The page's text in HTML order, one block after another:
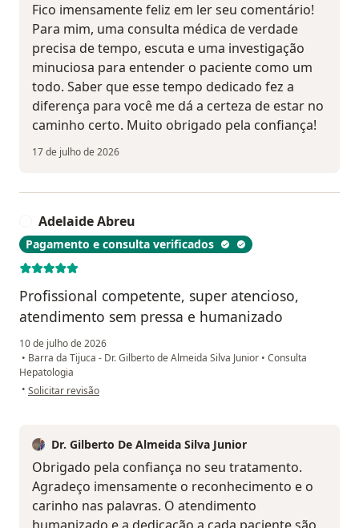
Fico imensamente feliz em ler seu comentário!
Para mim, uma consulta médica de verdade
precisa de tempo, escuta e uma investigação
minuciosa para entender o paciente como um
todo. Saber que esse tempo dedicado fez a
diferença para você me dá a certeza de estar no
caminho certo. Muito obrigado pela confiança!
17 de julho de 2026
Adelaide Abreu
Pagamento e consulta verificados
Profissional competente, super atencioso,
atendimento sem pressa e humanizado
10 de julho de 2026
• Barra da Tijuca - Dr. Gilberto de Almeida Silva Junior • Consulta
Hepatologia
• na opinião do utilizador Adelaide Abreu
Solicitar revisão
Dr. Gilberto De Almeida Silva Junior
Obrigado pela confiança no seu tratamento.
Agradeço imensamente o reconhecimento e o
carinho nas palavras. O atendimento